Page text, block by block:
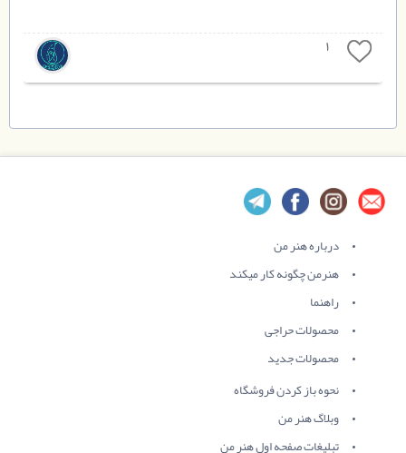
1
درباره هنر من
هنرمن چگونه کار میکند
راهنما
محصولات حراجی
محصولات جدید
نحوه باز کردن فروشگاه
وبلاگ هنر من
تبلیغات صفحه اول هنر من